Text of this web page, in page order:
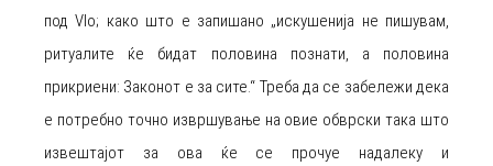
под VIo; како што е запишано „искушенија не пишувам,
ритуалите ќе бидат половина познати, а половина
прикриени: Законот е за сите.“ Треба да се забележи дека
е потребно точно извршување на овие обврски така што
извештајот за ова ќе се прочуе надалеку и